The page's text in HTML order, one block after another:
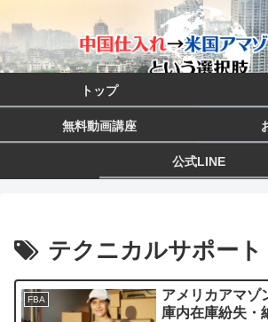
トップ
無料動画講座
公式LINE
テクニカルサポート
FBA
アメリカアマゾ
庫内在庫紛失・